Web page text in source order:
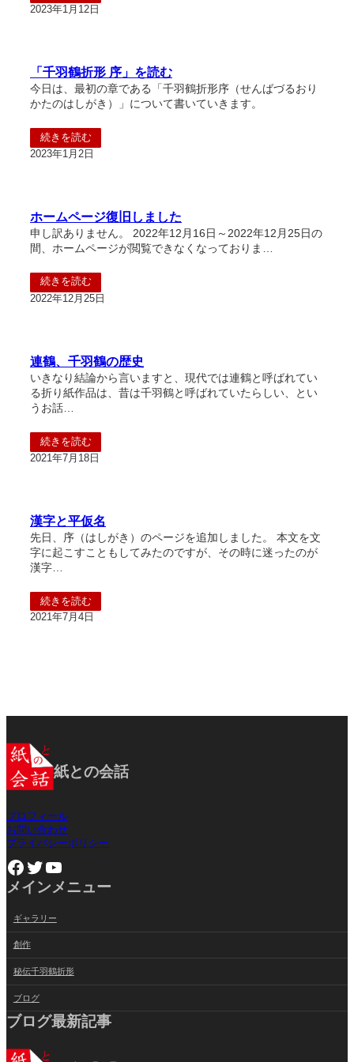
2023年1月12日
「千羽鶴折形 序」を読む
今日は、最初の章である「千羽鶴折形序（せんばづるおり
かたのはしがき）」について書いていきます。
続きを読む
2023年1月2日
ホームページ復旧しました
申し訳ありません。 2022年12月16日～2022年12月25日の
間、ホームページが閲覧できなくなっておりま…
続きを読む
2022年12月25日
連鶴、千羽鶴の歴史
いきなり結論から言いますと、現代では連鶴と呼ばれてい
る折り紙作品は、昔は千羽鶴と呼ばれていたらしい、とい
うお話…
続きを読む
2021年7月18日
漢字と平仮名
先日、序（はしがき）のページを追加しました。 本文を文
字に起こすこともしてみたのですが、その時に迷ったのが
漢字…
続きを読む
2021年7月4日
紙との会話
プロフィール
お問い合わせ
プライバシーポリシー
Facebook Twitter YouTube
メインメニュー
ギャラリー
創作
秘伝千羽鶴折形
ブログ
ブログ最新記事